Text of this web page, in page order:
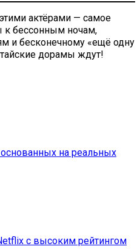
актёрами — самое
к бессонным ночам,
и бесконечному «ещё одну
дорамы ждут!
на реальных
с высоким рейтингом